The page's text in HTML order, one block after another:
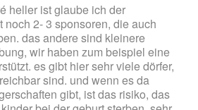
heller ist glaube ich der
noch 2- 3 sponsoren, die auch
das andere sind kleinere
wir haben zum beispiel eine
es gibt hier sehr viele dörfer,
sind. und wenn es da
gibt, ist das risiko, das